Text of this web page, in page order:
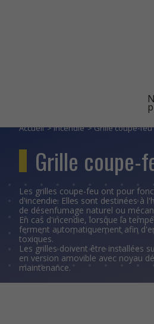
principalAccueil Incendie Grille coupe-feu
Grille coupe-
Les grilles coupe-feu ont pour
d'incendie. Elles sont destinées à
de désenfumage naturel ou
En cas d'incendie, lorsque la
ferment automatiquement afin
toxiques.
Les grilles doivent être installées
en version amovible avec noyau
maintenance.